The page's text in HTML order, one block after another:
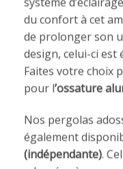
du confort à cet
de prolonger son
design, celui-ci est
Faites votre choix
pour l ’ossature
également
(indépendante).
adossées à un